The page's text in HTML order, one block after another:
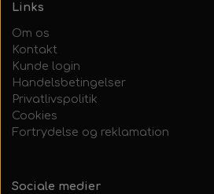
Links
Om os
Kontakt
Kunde login
Handelsbetingelser
Privatlivspolitik
Cookies
Fortrydelse og reklamation
Sociale medier